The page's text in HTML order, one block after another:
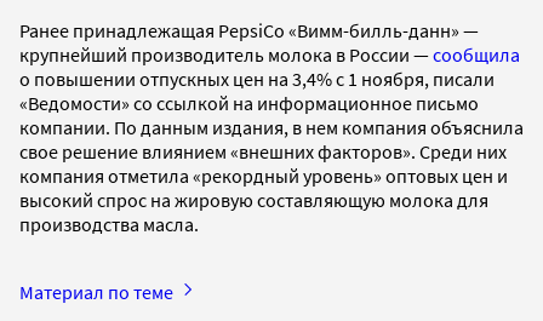
Ранее принадлежащая PepsiCo «Вимм-билль-данн» —
крупнейший производитель молока в России —сообщила
о повышении отпускных цен на 3,4% с 1 ноября, писали
«Ведомости» со ссылкой на информационное письмо
компании. По данным издания, в нем компания объяснила
свое решение влиянием «внешних факторов». Среди них
компания отметила «рекордный уровень» оптовых цен и
высокий спрос на жировую составляющую молока для
производства масла.
Материал по теме